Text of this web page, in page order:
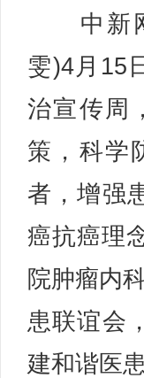
中新网
雯)4月15
治宣传周
策，科学
者，增强
癌抗癌理
院肿瘤内
患联谊会
建和谐医